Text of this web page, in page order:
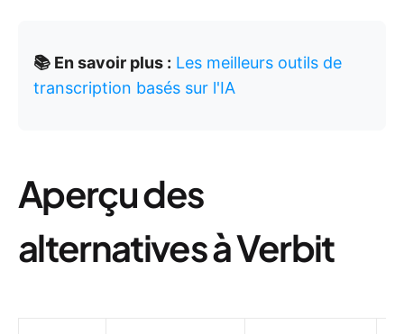
📚 En savoir plus : Les meilleurs outils de
transcription basés sur l'IA
Aperçu des
alternatives à Verbit